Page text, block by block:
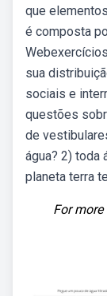
que
é composta
sua
sociais e
questões
de
água? 2) toda
planeta terra
For